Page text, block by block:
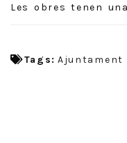
Les obres tenen
Tags: Ajuntament